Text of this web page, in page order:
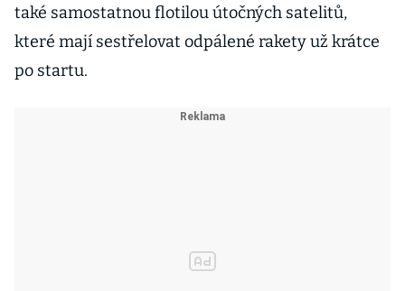
také samostatnou flotilou útočných satelitů,
které mají sestřelovat odpálené rakety už krátce
po startu.